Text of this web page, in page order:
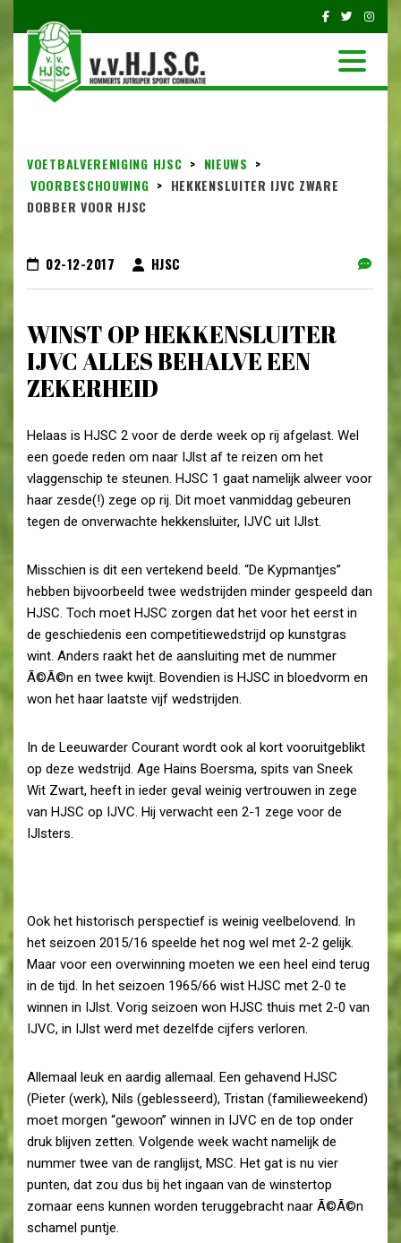
VOETBALVERENIGING HJSC > NIEUWS >
VOORBESCHOUWING > HEKKENSLUITER IJVC ZWARE
DOBBER VOOR HJSC
02-12-2017 HJSC
WINST OP HEKKENSLUITER
IJVC ALLES BEHALVE EEN
ZEKERHEID
Helaas is HJSC 2 voor de derde week op rij afgelast. Wel
een goede reden om naar IJlst af te reizen om het
vlaggenschip te steunen. HJSC 1 gaat namelijk alweer voor
haar zesde(!) zege op rij. Dit moet vanmiddag gebeuren
tegen de onverwachte hekkensluiter, IJVC uit IJlst.
Misschien is dit een vertekend beeld. “De Kypmantjes”
hebben bijvoorbeeld twee wedstrijden minder gespeeld dan
HJSC. Toch moet HJSC zorgen dat het voor het eerst in
de geschiedenis een competitiewedstrijd op kunstgras
wint. Anders raakt het de aansluiting met de nummer
Ã©Ã©n en twee kwijt. Bovendien is HJSC in bloedvorm en
won het haar laatste vijf wedstrijden.
In de Leeuwarder Courant wordt ook al kort vooruitgeblikt
op deze wedstrijd. Age Hains Boersma, spits van Sneek
Wit Zwart, heeft in ieder geval weinig vertrouwen in zege
van HJSC op IJVC. Hij verwacht een 2-1 zege voor de
IJlsters.
Ook het historisch perspectief is weinig veelbelovend. In
het seizoen 2015/16 speelde het nog wel met 2-2 gelijk.
Maar voor een overwinning moeten we een heel eind terug
in de tijd. In het seizoen 1965/66 wist HJSC met 2-0 te
winnen in IJlst. Vorig seizoen won HJSC thuis met 2-0 van
IJVC, in IJlst werd met dezelfde cijfers verloren.
Allemaal leuk en aardig allemaal. Een gehavend HJSC
(Pieter (werk), Nils (geblesseerd), Tristan (familieweekend)
moet morgen “gewoon” winnen in IJVC en de top onder
druk blijven zetten. Volgende week wacht namelijk de
nummer twee van de ranglijst, MSC. Het gat is nu vier
punten, dat zou dus bij het ingaan van de winstertop
zomaar eens kunnen worden teruggebracht naar Ã©Ã©n
schamel puntje.